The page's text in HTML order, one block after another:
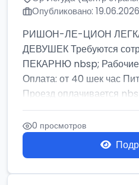
Опубликовано: 19.06.2026
РИШОН-ЛЕ-ЦИОН
ДЕВУШЕК Требуются
ПЕКАРНЮ nbsp; Рабочие
Оплата: от 40 шек час
Проезд оплачивается
бумага,...
0 просмотров